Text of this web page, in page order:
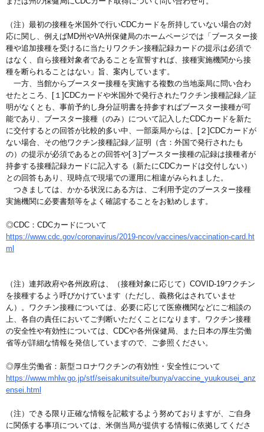
（注）最初の接種を米国外で行いCDCカードを所持していない場合の対
応に関し、例えばMD州やVA州保健局のホームページでは「ブースター接
種や追加接種を受けるに当たりワクチン接種記録カードの提示は必須で
はなく、自ら接種対象者であることを宣誓すれば、接種実施機関から接
種を断られることはない」旨、案内しています。
一方、当館からブースター接種を実施する複数の当地薬局に問い合わ
せたところ、[１]CDCカードや米国外で発行されたワクチン接種記録／証
明がなくとも、事前予約し身分証明書を持参すればブースター接種が可
能であり、ブースター接種（のみ）について記入したCDCカードを新た
に交付するとの回答が比較的多い中、一部薬局からは、[２]CDCカードが
ない場合、その他ワクチン接種記録／証明（含：外国で発行されたも
の）の提示が必須であるとの回答や[３]ブースター接種の記録は接種者が
持参する接種記録カードに記入する（新たにCDCカードは交付しない）
との回答もあり、現時点で現場での運用に相違がみられました。
つきましては、かかる状況にある方は、ご利用予定のブースター接種
実施機関に必要書類等をよく確認することをお勧めします。
◎CDC：CDCカードについて
https://www.cdc.gov/coronavirus/2019-ncov/vaccines/vaccination-card.ht
ml
（注）連邦政府や各州政府は、（接種対象に応じて）COVID-19ワクチン
を接種するよう呼びかけています（ただし、義務化はされていませ
ん）。ワクチン接種については、必要に応じて医療機関などにご相談の
上、各自の責任においてご判断いただくことになります。ワクチン接種
の安全性や有効性については、CDCや各州保健局、また日本の厚生労働
省等が詳細な情報を発信していますので、ご参照ください。
◎厚生労働省：新型コロナワクチンの有効性・安全性について
https://www.mhlw.go.jp/stf/seisakunitsuite/bunya/vaccine_yuukousei_anz
ensei.html
（注）できる限り正確な情報を記載するよう努めておりますが、ご自身
に関係する事項については、米側当局が提供する情報に依拠してくださ